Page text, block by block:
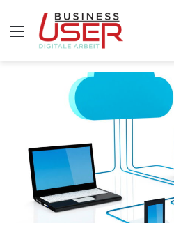
Menü